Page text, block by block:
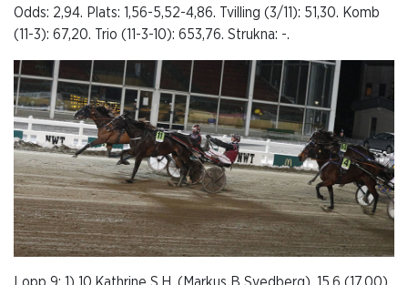
Odds: 2,94. Plats: 1,56-5,52-4,86. Tvilling (3/11): 51,30. Komb
(11-3): 67,20. Trio (11-3-10): 653,76. Strukna: -.